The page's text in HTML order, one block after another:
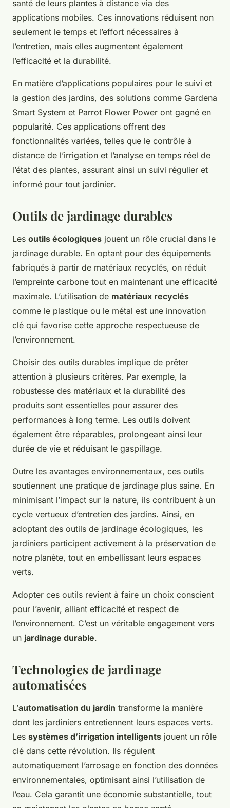
santé de leurs plantes à distance via des
applications mobiles. Ces innovations réduisent non
seulement le temps et l’effort nécessaires à
l’entretien, mais elles augmentent également
l’efficacité et la durabilité.
En matière d’applications populaires pour le suivi et
la gestion des jardins, des solutions comme Gardena
Smart System et Parrot Flower Power ont gagné en
popularité. Ces applications offrent des
fonctionnalités variées, telles que le contrôle à
distance de l’irrigation et l’analyse en temps réel de
l’état des plantes, assurant ainsi un suivi régulier et
informé pour tout jardinier.
Outils de jardinage durables
Les outils écologiques jouent un rôle crucial dans le
jardinage durable. En optant pour des équipements
fabriqués à partir de matériaux recyclés, on réduit
l’empreinte carbone tout en maintenant une efficacité
maximale. L’utilisation de matériaux recyclés
comme le plastique ou le métal est une innovation
clé qui favorise cette approche respectueuse de
l’environnement.
Choisir des outils durables implique de prêter
attention à plusieurs critères. Par exemple, la
robustesse des matériaux et la durabilité des
produits sont essentielles pour assurer des
performances à long terme. Les outils doivent
également être réparables, prolongeant ainsi leur
durée de vie et réduisant le gaspillage.
Outre les avantages environnementaux, ces outils
soutiennent une pratique de jardinage plus saine. En
minimisant l’impact sur la nature, ils contribuent à un
cycle vertueux d’entretien des jardins. Ainsi, en
adoptant des outils de jardinage écologiques, les
jardiniers participent activement à la préservation de
notre planète, tout en embellissant leurs espaces
verts.
Adopter ces outils revient à faire un choix conscient
pour l’avenir, alliant efficacité et respect de
l’environnement. C’est un véritable engagement vers
un jardinage durable.
Technologies de jardinage
automatisées
L’automatisation du jardin transforme la manière
dont les jardiniers entretiennent leurs espaces verts.
Les systèmes d’irrigation intelligents jouent un rôle
clé dans cette révolution. Ils régulent
automatiquement l’arrosage en fonction des données
environnementales, optimisant ainsi l’utilisation de
l’eau. Cela garantit une économie substantielle, tout